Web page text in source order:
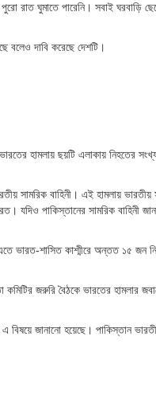
রাত ঘুমাতে পারেনি। সবাই ঘরবাড়ি
বলেও দাবি করেছে দেশটি।
হামলায় ছয়টি এলাকায় নিহতের
সামরিক বাহিনী। এই হামলায় ভারতীয়
যদিও পাকিস্তানের সামরিক বাহিনী
এতে ভারত-শাসিত কাশ্মীরে অন্তত ১৫ জন
জরুরি বৈঠকে ভারতের হামলার
বিষয়ে জানানো হয়েছে। পাকিস্তান